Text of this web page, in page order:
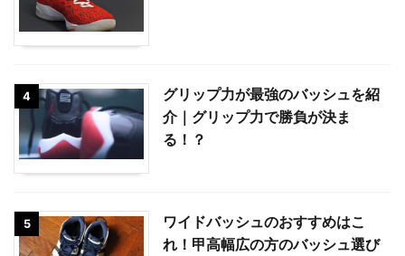
4
グリップ力が最強のバッシュを紹
介｜グリップ力で勝負が決ま
る！？
5
ワイドバッシュのおすすめはこ
れ！甲高幅広の方のバッシュ選び